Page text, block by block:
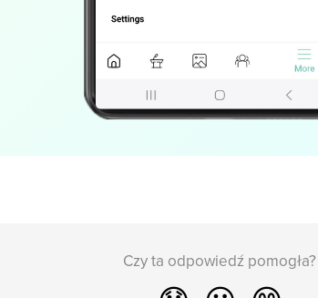
Czy ta odpowiedź pomogła?